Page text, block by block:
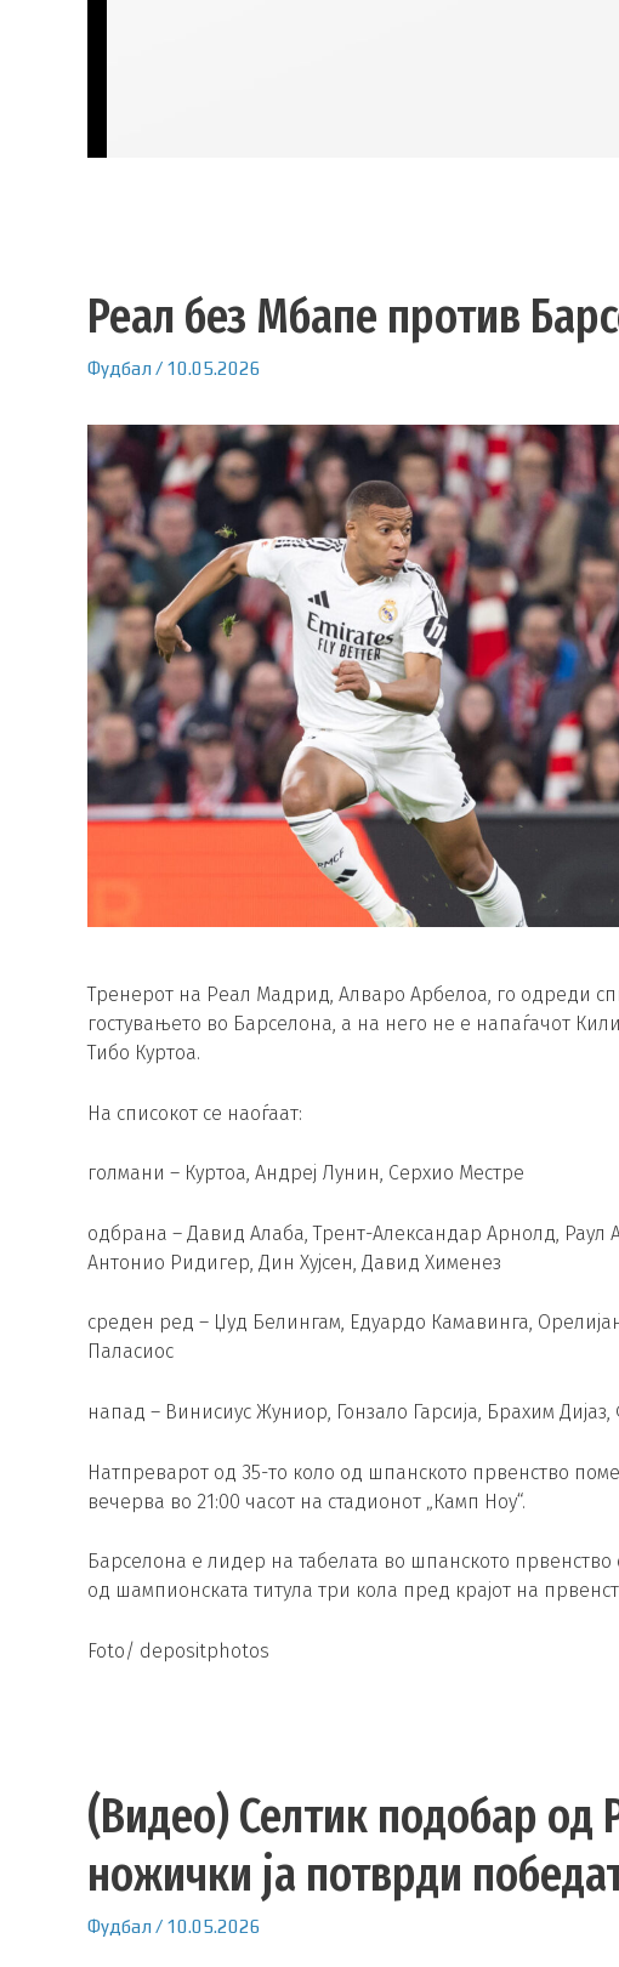
Реал без Мбапе против
Фудбал / 10.05.2026
Тренерот на Реал Мадрид, Алваро Арбелоа, го одреди
гостувањето во Барселона, а на него не е напаѓачот
Тибо Куртоа.
На списокот се наоѓаат:
голмани – Куртоа, Андреј Лунин, Серхио Местре
одбрана – Давид Алаба, Трент-Александар Арнолд, Раул
Антонио Ридигер, Дин Хујсен, Давид Хименез
среден ред – Џуд Белингам, Едуардо Камавинга,
Паласиос
напад – Винисиус Жуниор, Гонзало Гарсија, Брахим
Натпреварот од 35-то коло од шпанското првенство
вечерва во 21:00 часот на стадионот „Камп Ноу“.
Барселона е лидер на табелата во шпанското првенство
од шампионската титула три кола пред крајот на
Foto/ depositphotos
(Видео) Селтик подобар од
ножички ја потврди
Фудбал / 10.05.2026